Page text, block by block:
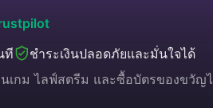
ที
ชำระเงินปลอดภัยและมั่นใจได้
เกม ไลฟ์สตรีม และซื้อบัตรของขวั